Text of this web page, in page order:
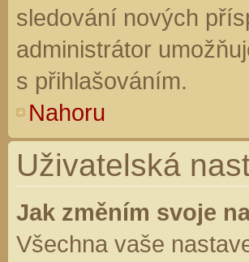
sledování nových
administrátor
s přihlašováním.
Nahoru
Uživatelská
Jak změním svoje
Všechna vaše